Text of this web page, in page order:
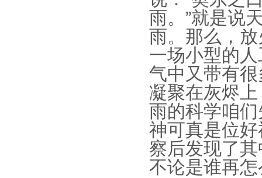
雨。 ”就是说
雨。那么，
一场小型的
气中又带有
凝聚在灰烬
雨的科学咱
神可真是位
察后发现了
不论是谁再